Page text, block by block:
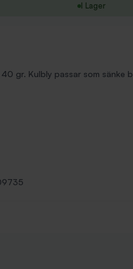
I Lager
gr. Kulbly passar som sänke